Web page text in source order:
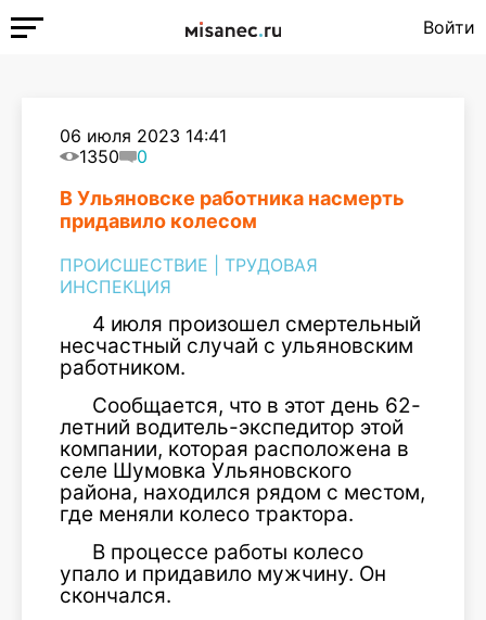
Войти
06 июля 2023 14:41
1350
0
В Ульяновске работника насмерть
придавило колесом
ПРОИСШЕСТВИЕ
ТРУДОВАЯ
ИНСПЕКЦИЯ
4 июля произошел смертельный
несчастный случай с ульяновским
работником.
Сообщается, что в этот день 62-
летний водитель-экспедитор этой
компании, которая расположена в
селе Шумовка Ульяновского
района, находился рядом с местом,
где меняли колесо трактора.
В процессе работы колесо
упало и придавило мужчину. Он
скончался.